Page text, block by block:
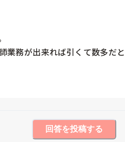
務が出来れば引くて数多だと
回答を投稿する